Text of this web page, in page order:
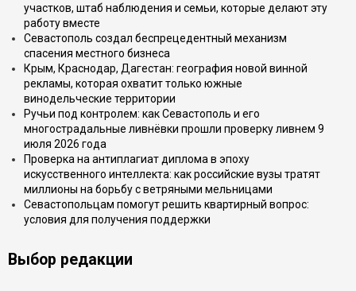
участков, штаб наблюдения и семьи, которые делают эту
работу вместе
Севастополь создал беспрецедентный механизм
спасения местного бизнеса
Крым, Краснодар, Дагестан: география новой винной
рекламы, которая охватит только южные
винодельческие территории
Ручьи под контролем: как Севастополь и его
многострадальные ливнёвки прошли проверку ливнем 9
июля 2026 года
Проверка на антиплагиат диплома в эпоху
искусственного интеллекта: как российские вузы тратят
миллионы на борьбу с ветряными мельницами
Севастопольцам помогут решить квартирный вопрос:
условия для получения поддержки
Выбор редакции